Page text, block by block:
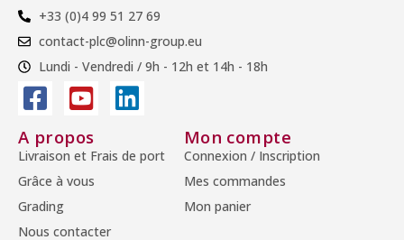
+33 (0)4 99 51 27 69
contact-plc@olinn-group.eu
Lundi - Vendredi / 9h - 12h et 14h - 18h
A propos
Livraison et Frais de port
Grâce à vous
Grading
Nous contacter
Mon compte
Connexion / Inscription
Mes commandes
Mon panier